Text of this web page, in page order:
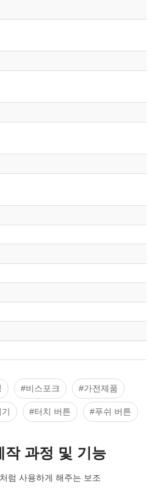
#비스포크 #가전제품
#터치 버튼 #푸쉬 버튼
작 과정 및 기능
럼 사용하게 해주는 보조